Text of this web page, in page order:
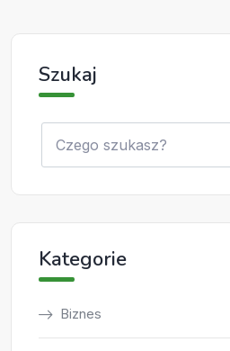
Szukaj
Kategorie
Biznes